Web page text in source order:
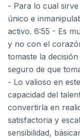
- Para lo cual
único e
activo. 6:55 - Es
y no con el
tomaste la
seguro de que
- Lo valioso en
capacidad del
convertirla en
satisfactoria y
sensibilidad,